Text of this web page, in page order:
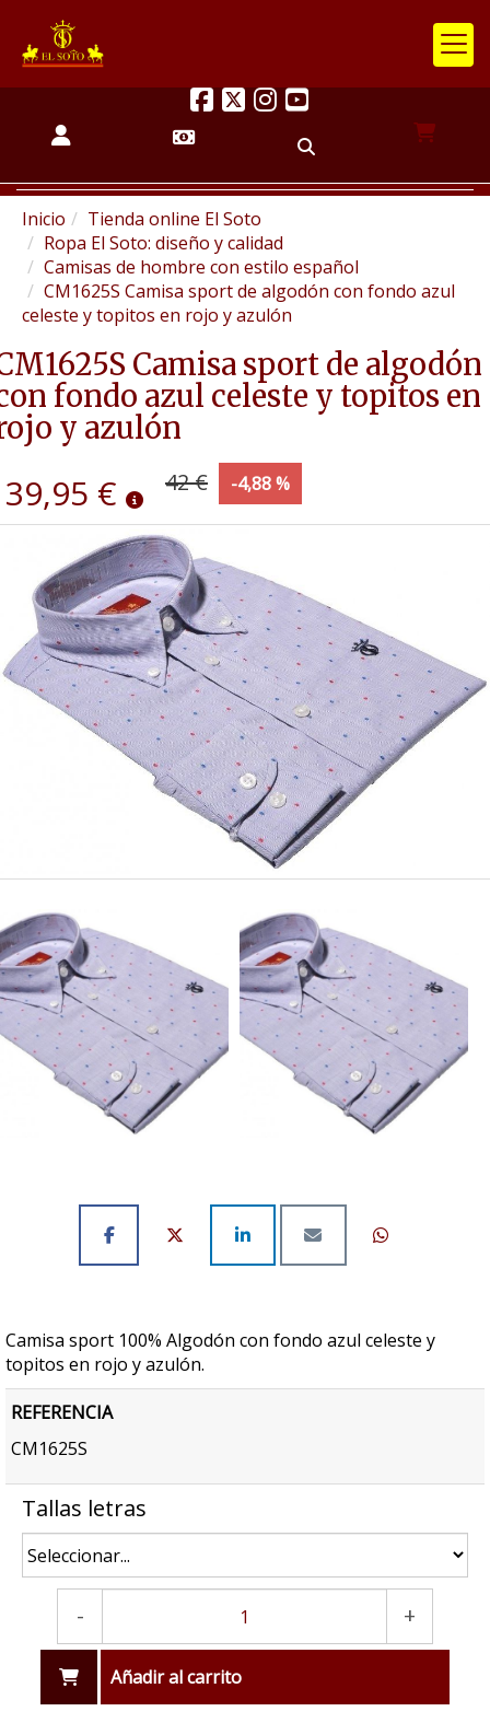
Inicio
Tienda online El Soto
Ropa El Soto: diseño y calidad
Camisas de hombre con estilo español
CM1625S Camisa sport de algodón con fondo azul
celeste y topitos en rojo y azulón
Camisa sport de algodón
fondo azul celeste y topitos en
y azulón
39,95 € 42 € -4,88 %
Camisa sport 100% Algodón con fondo azul celeste y
topitos en rojo y azulón.
REFERENCIA
CM1625S
Tallas letras
- +
Añadir al carrito